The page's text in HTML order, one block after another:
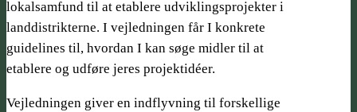
lokalsamfund til at etablere udviklings­projekter i
landdistrikterne. I vejledningen får I konkrete
guidelines til, hvordan I kan søge midler til at
etablere og udføre jeres projektidéer.
Vejledningen giver en indflyvning til forskellige